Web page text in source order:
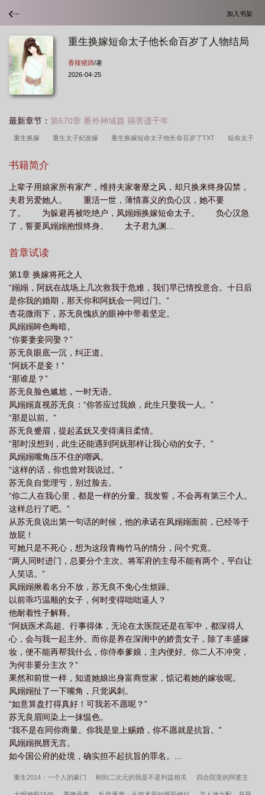
加入书架
重生换嫁短命太子他长命百岁了人物结局
香辣猪蹄/著
2026-04-25
最新章节： 第670章 番外神域篇 祸害遗千年
重生换嫁 重生太子妃改嫁 重生换嫁短命太子他长命百岁了TXT 短命太子
岁了短剧
txt 短命太子他长命百岁了短剧完整版 重生换嫁短命太子他长命百岁了全
集 重生换嫁短命太子他长命百岁了凤枭死了没有? 重生换嫁短命太子他长命百
岁了短剧演员表 短命太子他长命百岁了txt 短命太子他长命百岁了短剧免费观
版 重生换嫁短命太子他长命百岁了免费
换嫁短命太子他长命百岁了结局
换嫁短命太子他长命百岁了电视剧 短命太子他长命百岁了 书旗 短命太子他长
命百岁了 笔趣阁 重生换嫁短命太子他长命百岁了演员
命百岁了短剧免费观看
岁了_ 重生换嫁短命太子他长命百岁了短剧在线观看
百岁了木柏封是谁
岁了 听听不听
费 短命太子他长命百岁了免费阅读
重生换嫁短命太子他长命百岁了演员表
嫁给短命王爷 短命太子他长命百岁了 短剧重生换嫁短命太子他长命百岁
了 短命太子他长命百岁了 短剧 重生换嫁短命太子他长命百岁了木柏封
谁 重生换嫁短命太子他长命百岁了主演
命太子他长命百岁了 第58章 重生换嫁短命太子他长命百岁了免费观看 重生换
嫁短命太子他长命百岁了短剧
子他长命百岁了凤嫋嫋
命百岁了全文版 重生换嫁短命太子他长命百岁了完结了吗
书籍简介
上辈子用娘家所有家产，维持夫家奢靡之风，却只换来终身囚禁，
夫君另爱她人。 重活一世，薄情寡义的负心汉，她不要
了。 为躲避再被吃绝户，凤嫋嫋换嫁短命太子。 负心汉急
了，誓要凤嫋嫋抱恨终身。 太子君九渊…
首章试读
第1章 换嫁将死之人
“嫋嫋，阿妩在战场上几次救我于危难，我们早已情投意合。十日后
是你我的婚期，那天你和阿妩会一同过门。”
杏花微雨下，苏无良愧疚的眼神中带着坚定。
凤嫋嫋眸色晦暗。
“你要妻妾同娶？”
苏无良眼底一沉，纠正道。
“阿妩不是妾！”
“那谁是？”
苏无良脸色尴尬，一时无语。
凤嫋嫋直视苏无良：“你答应过我娘，此生只娶我一人。”
“那是以前。”
苏无良蹙眉，提起孟妩又变得满目柔情。
“那时没想到，此生还能遇到阿妩那样让我心动的女子。”
凤嫋嫋嘴角压不住的嘲讽。
“这样的话，你也曾对我说过。”
苏无良自觉理亏，别过脸去。
“你二人在我心里，都是一样的分量。我发誓，不会再有第三个人。
这样总行了吧。”
从苏无良说出第一句话的时候，他的承诺在凤嫋嫋面前，已经等于
放屁！
可她只是不死心，想为这段青梅竹马的情分，问个究竟。
“两人同时进门，总要分个主次。将军府的主母不能有两个，平白让
人笑话。”
凤嫋嫋揪着名分不放，苏无良不免心生烦躁。
以前乖巧温顺的女子，何时变得咄咄逼人？
他耐着性子解释。
“阿妩医术高超、行事得体，无论在太医院还是在军中，都深得人
心，会与我一起主外。而你是养在深闺中的娇贵女子，除了丰盛嫁
妆，便不能再帮我什么，你侍奉爹娘，主内便好。你二人不冲突，
为何非要分主次？”
果然和前世一样，知道她娘出身富商世家，惦记着她的嫁妆呢。
凤嫋嫋扯了一下嘴角，只觉讽刺。
“如意算盘打得真好！可我若不愿呢？”
苏无良眉间染上一抹愠色。
“我不是在同你商量。你我是皇上赐婚，你不愿就是抗旨。”
凤嫋嫋抿唇无言。
如今国公府的处境，确实担不起抗旨的罪名。...
重生2014：一个人的豪门 刚到二次元的我是不是利益相关 四合院里的阿婆主